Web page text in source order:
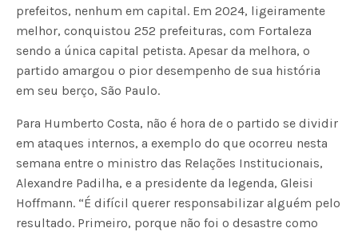
prefeitos, nenhum em capital. Em 2024, ligeiramente
melhor, conquistou 252 prefeituras, com Fortaleza
sendo a única capital petista. Apesar da melhora, o
partido amargou o pior desempenho de sua história
em seu berço, São Paulo.
Para Humberto Costa, não é hora de o partido se dividir
em ataques internos, a exemplo do que ocorreu nesta
semana entre o ministro das Relações Institucionais,
Alexandre Padilha, e a presidente da legenda, Gleisi
Hoffmann. “É difícil querer responsabilizar alguém pelo
resultado. Primeiro, porque não foi o desastre como